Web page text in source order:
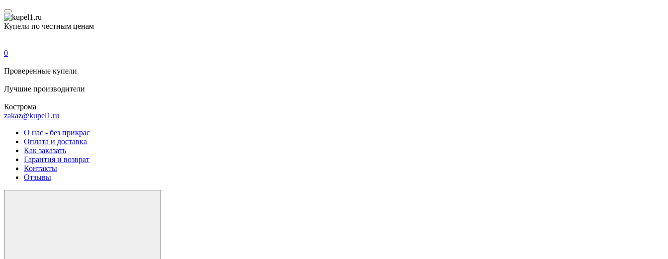
Купели по честным ценам
0
Проверенные купели
Лучшие производители
Кострома
zakaz@kupel1.ru
О нас - без прикрас
Оплата и доставка
Как заказать
Гарантия и возврат
Контакты
Отзывы